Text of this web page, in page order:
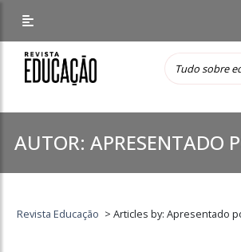
AUTOR: APRESENTADO
Revista Educação > Articles by: Apresentado